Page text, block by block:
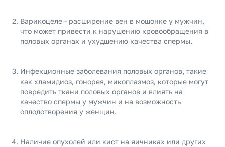
Варикоцеле - расширение вен в мошонке у мужчин,
что может привести к нарушению кровообращения в
половых органах и ухудшению качества спермы.
Инфекционные заболевания половых органов, такие
как хламидиоз, гонорея, микоплазмоз, которые могут
повредить ткани половых органов и влиять на
качество спермы у мужчин и на возможность
оплодотворения у женщин.
Наличие опухолей или кист на яичниках или других